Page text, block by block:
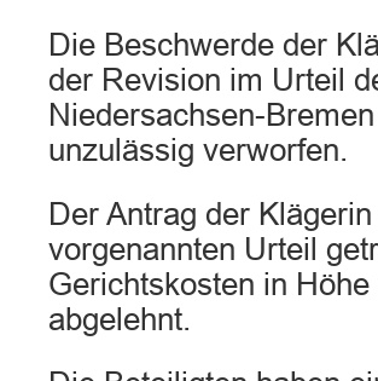
Die Beschwerde der
der Revision im Urteil
Niedersachsen-
unzulässig verworfen.
Der Antrag der
vorgenannten Urteil
Gerichtskosten in
abgelehnt.